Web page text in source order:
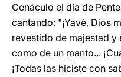
Cenáculo el día de
cantando: "¡Yavé, Dios
revestido de majestad y
como de un manto...
¡Todas las hiciste con